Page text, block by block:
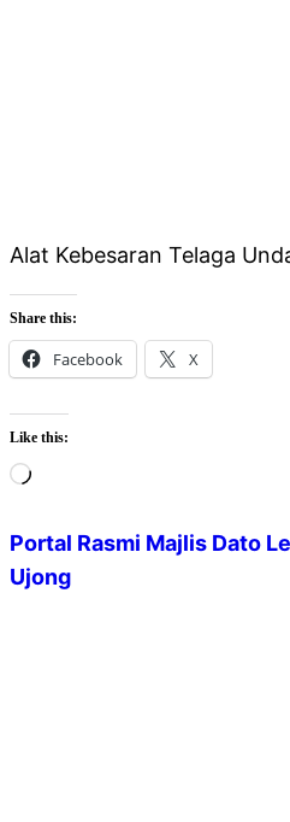
Alat Kebesaran Telaga
Share this:
Facebook X
Like this:
Loading…
Portal Rasmi Majlis Dato
Ujong